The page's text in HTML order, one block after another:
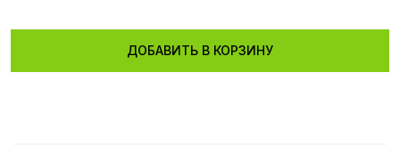
ДОБАВИТЬ В КОРЗИНУ